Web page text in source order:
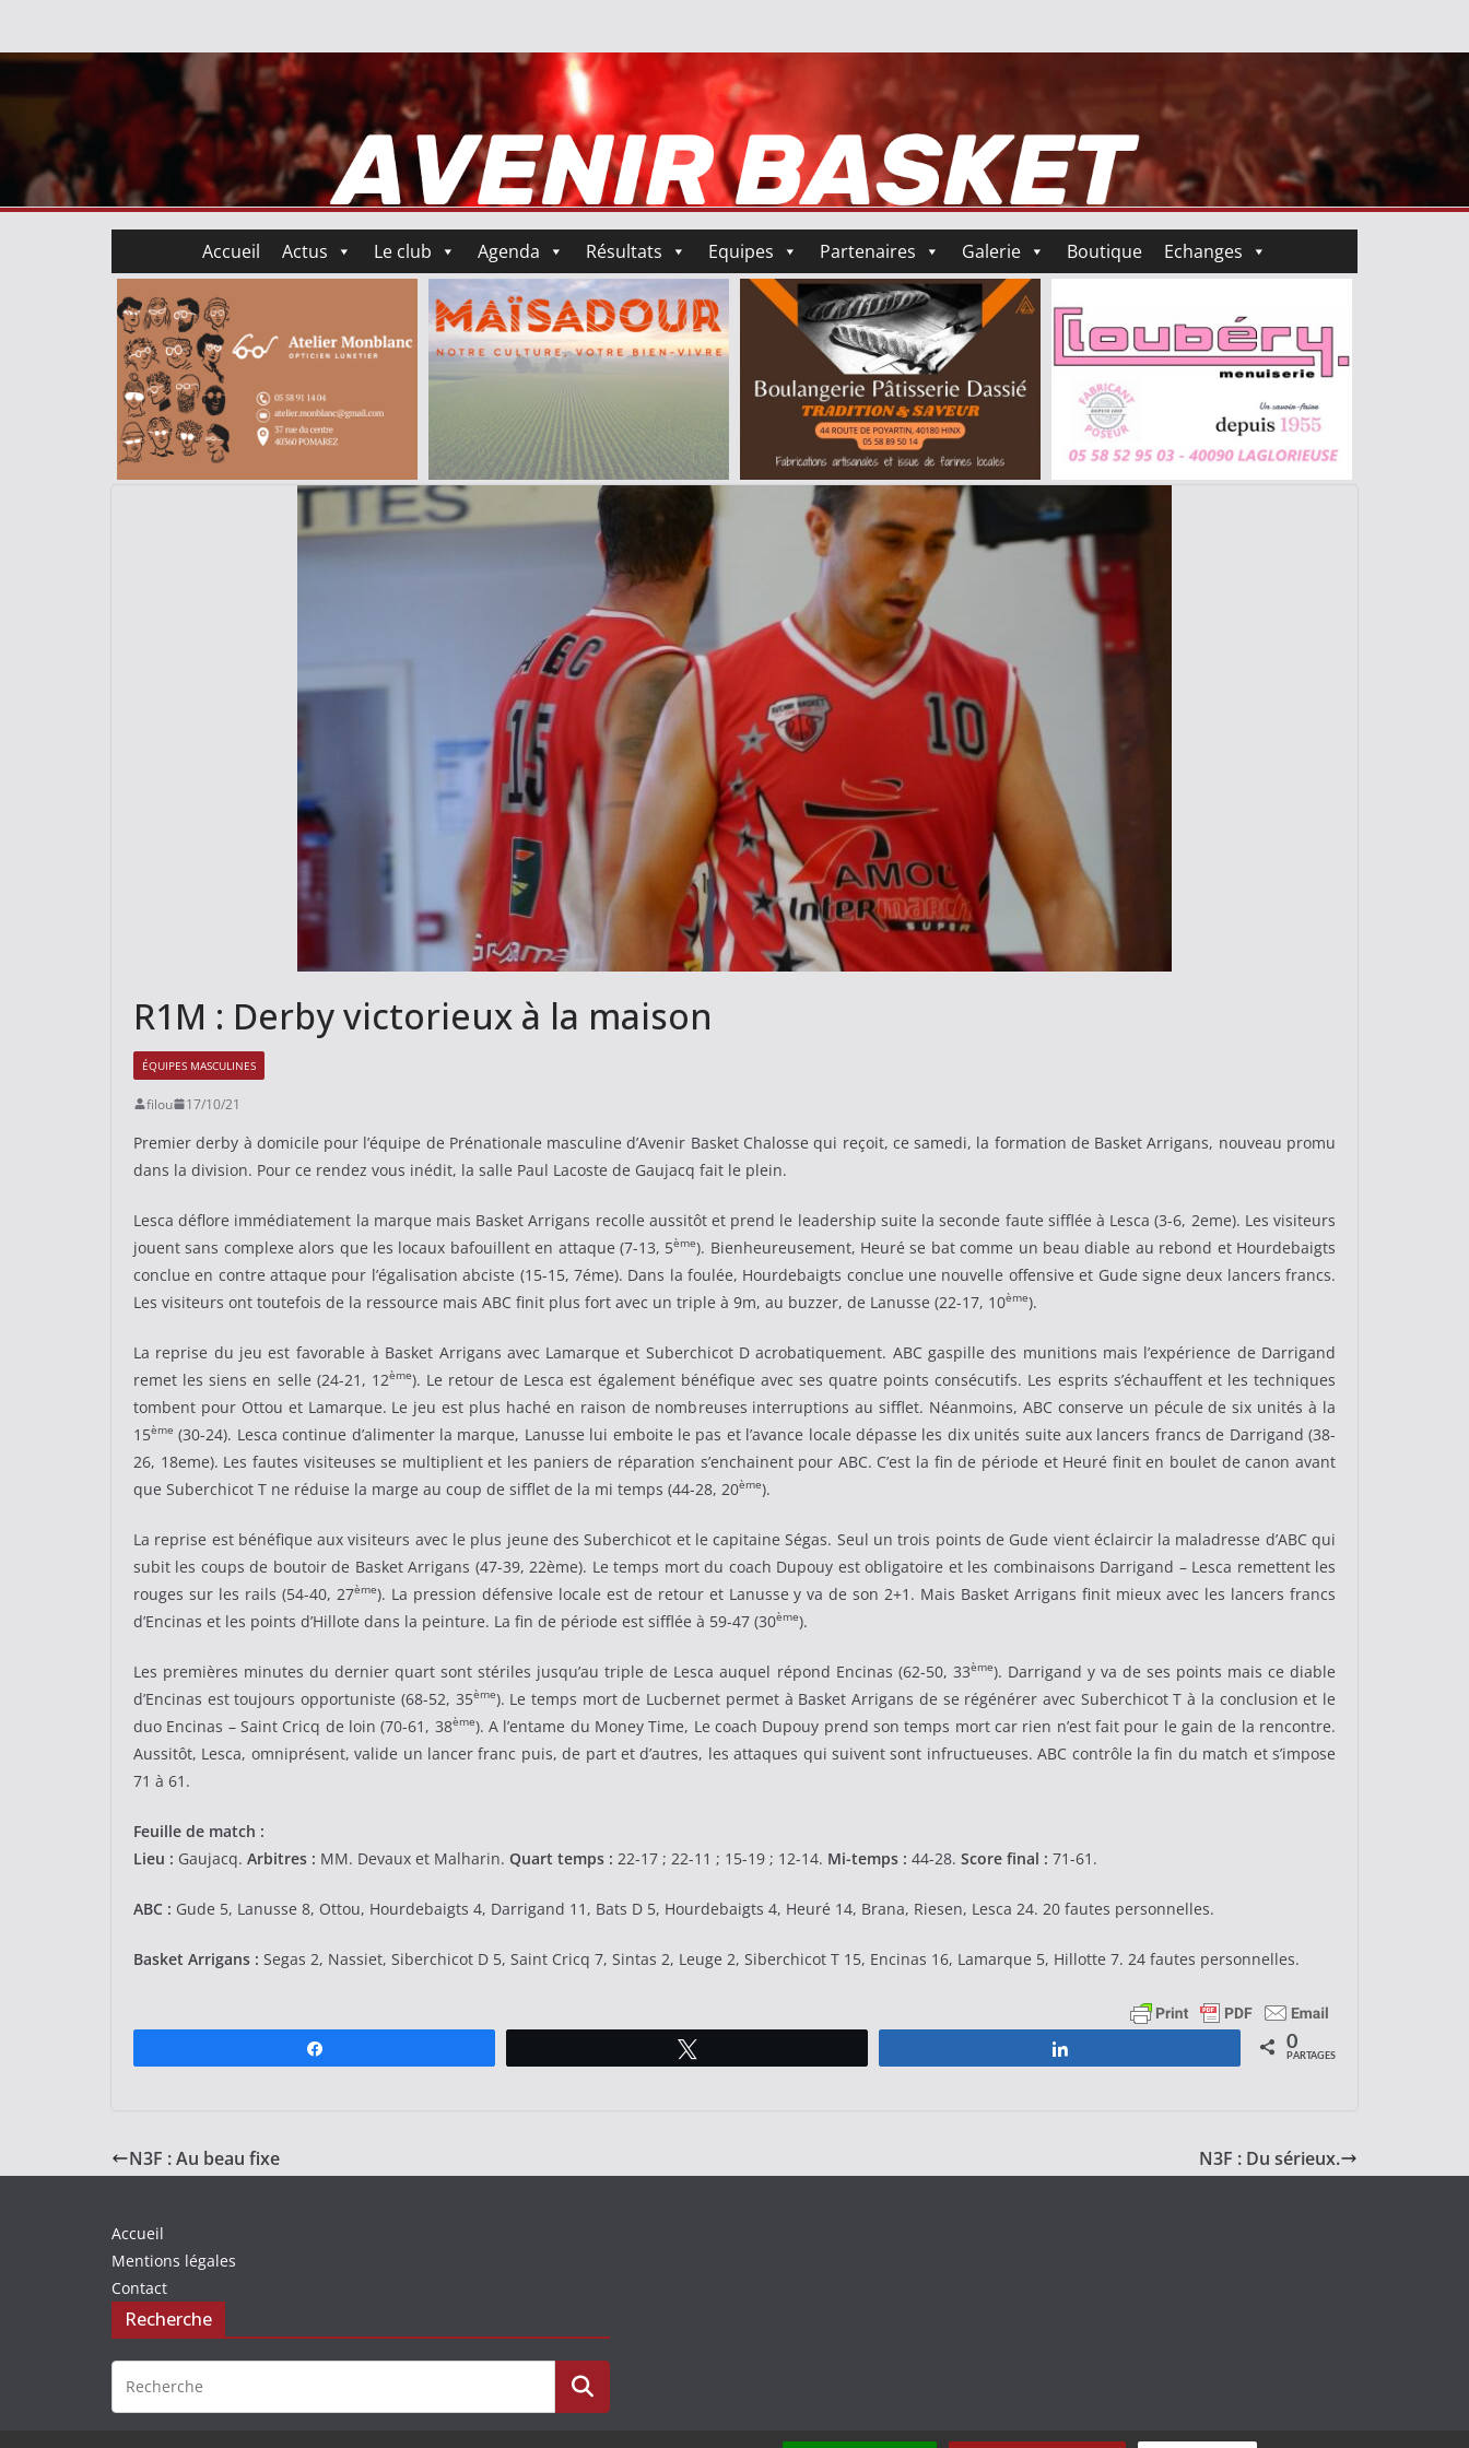
Accueil Actus Le club Agenda Résultats Equipes Partenaires Galerie Boutique Echanges
R1M : Derby victorieux à la maison
ÉQUIPES MASCULINES
filou 17/10/21
Premier derby à domicile pour l’équipe de Prénationale masculine d’Avenir Basket Chalosse qui reçoit, ce samedi, la formation de Basket Arrigans, nouveau promu
dans la division. Pour ce rendez vous inédit, la salle Paul Lacoste de Gaujacq fait le plein.
Lesca déflore immédiatement la marque mais Basket Arrigans recolle aussitôt et prend le leadership suite la seconde faute sifflée à Lesca (3-6, 2eme). Les visiteurs
jouent sans complexe alors que les locaux bafouillent en attaque (7-13, 5ème). Bienheureusement, Heuré se bat comme un beau diable au rebond et Hourdebaigts
conclue en contre attaque pour l’égalisation abciste (15-15, 7éme). Dans la foulée, Hourdebaigts conclue une nouvelle offensive et Gude signe deux lancers francs.
Les visiteurs ont toutefois de la ressource mais ABC finit plus fort avec un triple à 9m, au buzzer, de Lanusse (22-17, 10ème).
La reprise du jeu est favorable à Basket Arrigans avec Lamarque et Suberchicot D acrobatiquement. ABC gaspille des munitions mais l’expérience de Darrigand
remet les siens en selle (24-21, 12ème). Le retour de Lesca est également bénéfique avec ses quatre points consécutifs. Les esprits s’échauffent et les techniques
tombent pour Ottou et Lamarque. Le jeu est plus haché en raison de nombreuses interruptions au sifflet. Néanmoins, ABC conserve un pécule de six unités à la
15ème (30-24). Lesca continue d’alimenter la marque, Lanusse lui emboite le pas et l’avance locale dépasse les dix unités suite aux lancers francs de Darrigand (38-
26, 18eme). Les fautes visiteuses se multiplient et les paniers de réparation s’enchainent pour ABC. C’est la fin de période et Heuré finit en boulet de canon avant
que Suberchicot T ne réduise la marge au coup de sifflet de la mi temps (44-28, 20ème).
La reprise est bénéfique aux visiteurs avec le plus jeune des Suberchicot et le capitaine Ségas. Seul un trois points de Gude vient éclaircir la maladresse d’ABC qui
subit les coups de boutoir de Basket Arrigans (47-39, 22ème). Le temps mort du coach Dupouy est obligatoire et les combinaisons Darrigand – Lesca remettent les
rouges sur les rails (54-40, 27ème). La pression défensive locale est de retour et Lanusse y va de son 2+1. Mais Basket Arrigans finit mieux avec les lancers francs
d’Encinas et les points d’Hillote dans la peinture. La fin de période est sifflée à 59-47 (30ème).
Les premières minutes du dernier quart sont stériles jusqu’au triple de Lesca auquel répond Encinas (62-50, 33ème). Darrigand y va de ses points mais ce diable
d’Encinas est toujours opportuniste (68-52, 35ème). Le temps mort de Lucbernet permet à Basket Arrigans de se régénérer avec Suberchicot T à la conclusion et le
duo Encinas – Saint Cricq de loin (70-61, 38ème). A l’entame du Money Time, Le coach Dupouy prend son temps mort car rien n’est fait pour le gain de la rencontre.
Aussitôt, Lesca, omniprésent, valide un lancer franc puis, de part et d’autres, les attaques qui suivent sont infructueuses. ABC contrôle la fin du match et s’impose
71 à 61.
Feuille de match :
Lieu : Gaujacq. Arbitres : MM. Devaux et Malharin. Quart temps : 22-17 ; 22-11 ; 15-19 ; 12-14. Mi-temps : 44-28. Score final : 71-61.
ABC : Gude 5, Lanusse 8, Ottou, Hourdebaigts 4, Darrigand 11, Bats D 5, Hourdebaigts 4, Heuré 14, Brana, Riesen, Lesca 24. 20 fautes personnelles.
Basket Arrigans : Segas 2, Nassiet, Siberchicot D 5, Saint Cricq 7, Sintas 2, Leuge 2, Siberchicot T 15, Encinas 16, Lamarque 5, Hillotte 7. 24 fautes personnelles.
0
PARTAGES
N3F : Au beau fixe N3F : Du sérieux.
Accueil
Mentions légales
Contact
Recherche